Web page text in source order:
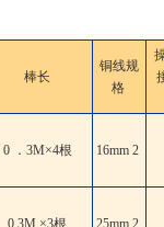
棒长
铜线规
格
0 ．3M×4根 16mm 2
0.3M ×3根 25mm 2